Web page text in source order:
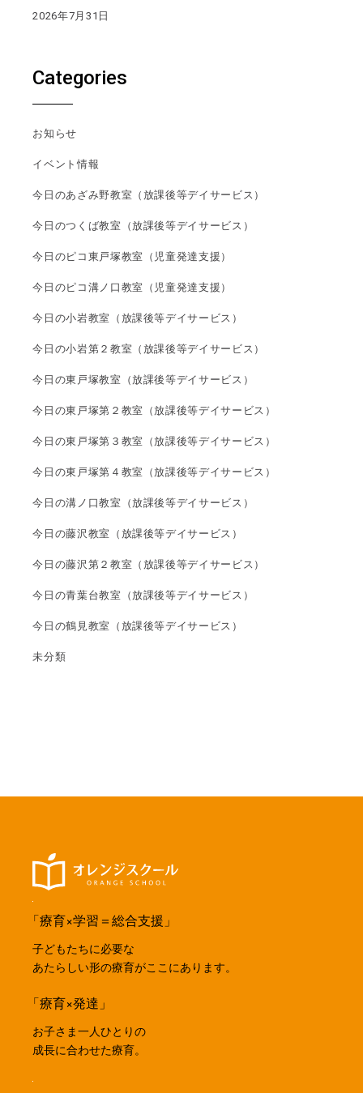
2026年7月31日
Categories
お知らせ
イベント情報
今日のあざみ野教室（放課後等デイサービス）
今日のつくば教室（放課後等デイサービス）
今日のピコ東戸塚教室（児童発達支援）
今日のピコ溝ノ口教室（児童発達支援）
今日の小岩教室（放課後等デイサービス）
今日の小岩第２教室（放課後等デイサービス）
今日の東戸塚教室（放課後等デイサービス）
今日の東戸塚第２教室（放課後等デイサービス）
今日の東戸塚第３教室（放課後等デイサービス）
今日の東戸塚第４教室（放課後等デイサービス）
今日の溝ノ口教室（放課後等デイサービス）
今日の藤沢教室（放課後等デイサービス）
今日の藤沢第２教室（放課後等デイサービス）
今日の青葉台教室（放課後等デイサービス）
今日の鶴見教室（放課後等デイサービス）
未分類
「療育×学習＝総合支援」
子どもたちに必要な
あたらしい形の療育がここにあります。
「療育×発達」
お子さま一人ひとりの
成長に合わせた療育。